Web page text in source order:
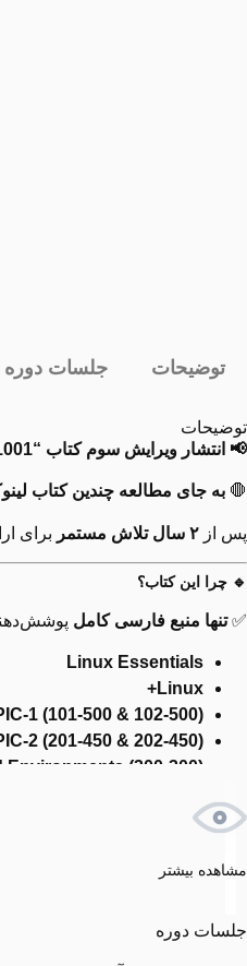
توضیحات جلسات دوره
توضیحات
📢 انتشار ویرایش سوم کتاب “1001 دستور لینوکس” – جامع‌ترین مرجع فارسی لینوکس! 📚
🛑 به جای مطالعه چندین کتاب
پس از ۲ سال تلاش مستمر برای
🔹 چرا این کتاب؟
✅تنها منبع فارسی کامل
Linux Essentials
Linux+
1 (101-500 & 102-500)
2 (201-450 & 202-450)
Environments (300-300)
✅ + دستورات و ابزارهای
📖 محتوای کتاب (850 صفحه تمام رنگی)
✔پوشش کامل هر دستور
مشاهده بیشتر
جلسات دوره